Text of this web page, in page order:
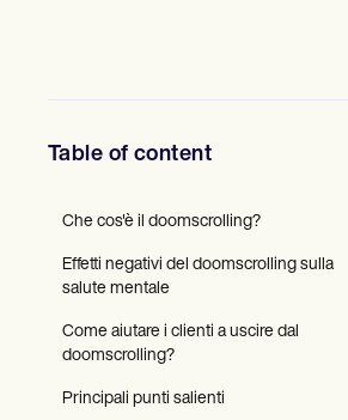
Confronto
Codici ICD
Procedure Codes
Superbill Template
Modello di piano di trattamento
Informed Consent Form
DAR Note Template
Table of content
Che cos'è il doomscrolling?
Effetti negativi del doomscrolling sulla
salute mentale
Come aiutare i clienti a uscire dal
doomscrolling?
Principali punti salienti